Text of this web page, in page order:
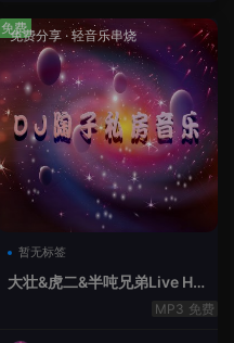
免费分享 ·轻音乐串烧
暂无标签
大壮&虎二&半吨兄弟Live Ho
免费
免费